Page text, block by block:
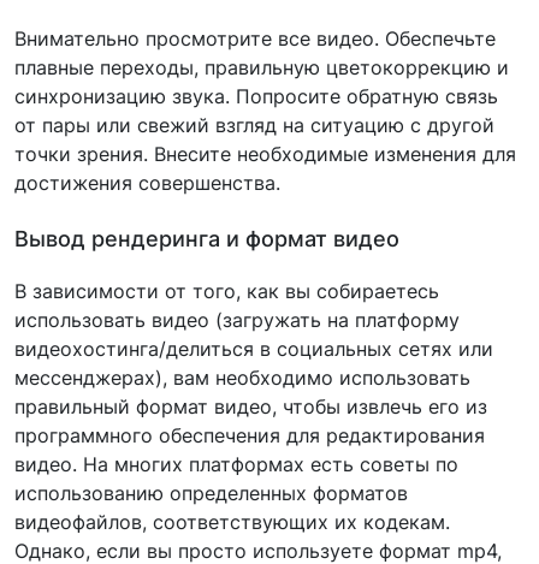
Внимательно просмотрите все видео. Обеспечьте
плавные переходы, правильную цветокоррекцию и
синхронизацию звука. Попросите обратную связь
от пары или свежий взгляд на ситуацию с другой
точки зрения. Внесите необходимые изменения для
достижения совершенства.
Вывод рендеринга и формат видео
В зависимости от того, как вы собираетесь
использовать видео (загружать на платформу
видеохостинга/делиться в социальных сетях или
мессенджерах), вам необходимо использовать
правильный формат видео, чтобы извлечь его из
программного обеспечения для редактирования
видео. На многих платформах есть советы по
использованию определенных форматов
видеофайлов, соответствующих их кодекам.
Однако, если вы просто используете формат mp4,